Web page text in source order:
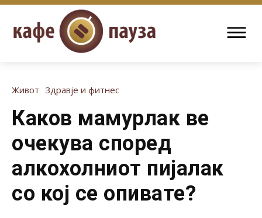
Живот Здравје и фитнес
Каков мамурлак ве
очекува според
алкохолниот пијалак
со кој се опивате?